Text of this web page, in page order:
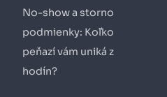
No-show a storno
podmienky: Koľko
peňazí vám uniká z
hodín?